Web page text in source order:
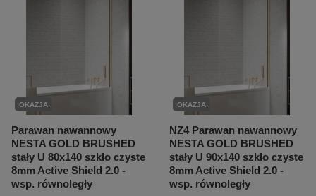
OKAZJA
Parawan nawannowy
NESTA GOLD BRUSHED
stały U 80x140 szkło czyste
8mm Active Shield 2.0 -
wsp. równoległy
OKAZJA
NZ4 Parawan nawannowy
NESTA GOLD BRUSHED
stały U 90x140 szkło czyste
8mm Active Shield 2.0 -
wsp. równoległy